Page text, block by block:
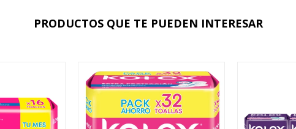
PRODUCTOS QUE TE PUEDEN INTERESAR